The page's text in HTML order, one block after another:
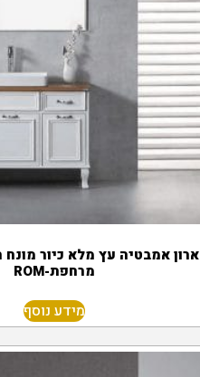
ארון אמבטיה עץ מלא כיור
מרחפת-ROM
מידע נוסף